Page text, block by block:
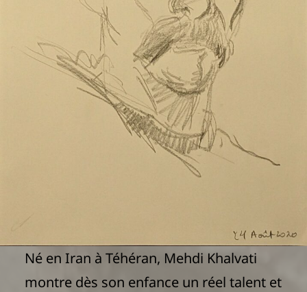
Né en Iran à Téhéran, Mehdi Khalvati
montre dès son enfance un réel talent et